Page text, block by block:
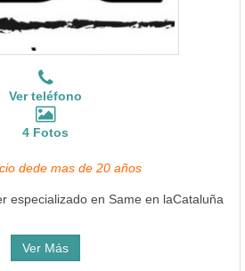
Ver teléfono
4 Fotos
dede mas de 20 años
especializado en Same en laCataluña
Ver Más